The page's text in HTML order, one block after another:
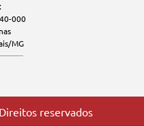
000
MG
reservados